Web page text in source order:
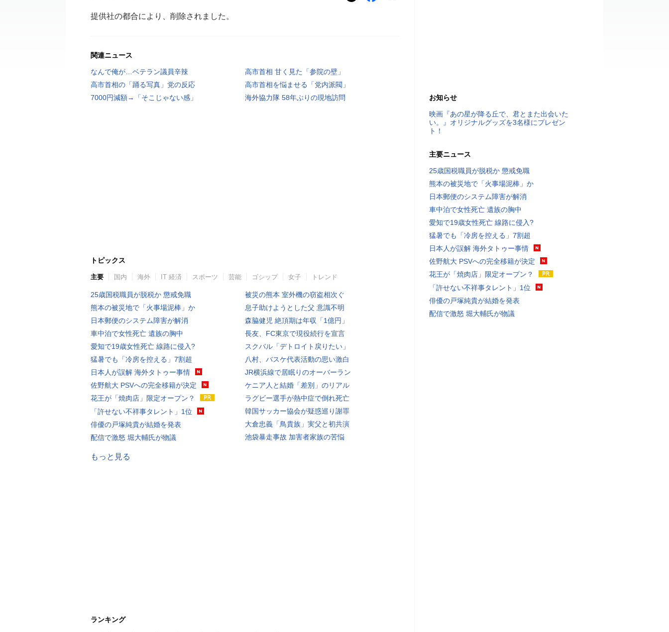
提供社の都合により、削除されました。
関連ニュース
なんで俺が…ベテラン議員辛辣
高市首相 甘く見た「参院の壁」
高市首相の「踊る写真」党の反応
高市首相を悩ませる「党内派閥」
7000円減額→「そこじゃない感」
海外協力隊 58年ぶりの現地訪問
トピックス
主要 国内 海外 IT 経済 スポーツ 芸能 ゴシップ 女子 トレンド
25歳国税職員が脱税か 懲戒免職
熊本の被災地で「火事場泥棒」か
日本郵便のシステム障害が解消
車中泊で女性死亡 遺族の胸中
愛知で19歳女性死亡 線路に侵入?
猛暑でも「冷房を控える」7割超
日本人が誤解 海外タトゥー事情
佐野航大 PSVへの完全移籍が決定
花王が「焼肉店」限定オープン？
「許せない不祥事タレント」1位
俳優の戸塚純貴が結婚を発表
配信で激怒 堀大輔氏が物議
被災の熊本 室外機の窃盗相次ぐ
息子助けようとした父 意識不明
森脇健児 絶頂期は年収「1億円」
長友、FC東京で現役続行を宣言
スクバル「デトロイト戻りたい」
八村、バスケ代表活動の思い激白
JR横浜線で居眠りのオーバーラン
ケニア人と結婚「差別」のリアル
ラグビー選手が熱中症で倒れ死亡
韓国サッカー協会が疑惑巡り謝罪
大倉忠義「鳥貴族」実父と初共演
池袋暴走事故 加害者家族の苦悩
もっと見る
ランキング
お知らせ
映画『あの星が降る丘で、君とまた出会いた
い。』オリジナルグッズを3名様にプレゼン
ト！
主要ニュース
25歳国税職員が脱税か 懲戒免職
熊本の被災地で「火事場泥棒」か
日本郵便のシステム障害が解消
車中泊で女性死亡 遺族の胸中
愛知で19歳女性死亡 線路に侵入?
猛暑でも「冷房を控える」7割超
日本人が誤解 海外タトゥー事情
佐野航大 PSVへの完全移籍が決定
花王が「焼肉店」限定オープン？
「許せない不祥事タレント」1位
俳優の戸塚純貴が結婚を発表
配信で激怒 堀大輔氏が物議